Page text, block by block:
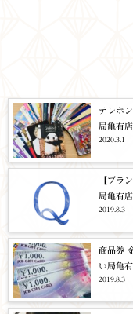
テレホ
局亀有
2020.3.1
【ブラ
局亀有
2019.8.3
商品券
い局亀
2019.8.3